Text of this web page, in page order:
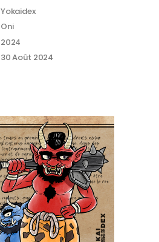
Yokaidex
Oni
2024
30 Août 2024